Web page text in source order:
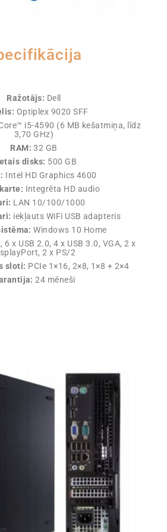
Ražotājs: Dell
Optiplex 9020 SFF
i5-4590 (6 MB kešatmiņa, līdz
3,70 GHz)
RAM: 32 GB
disks: 500 GB
Intel HD Graphics 4600
Integrēta HD audio
LAN 10/100/1000
iekļauts WiFi USB adapteris
Windows 10 Home
6 x USB 2.0, 4 x USB 3.0, VGA, 2 x
2 x PS/2
sloti: PCIe 1×16, 2×8, 1×8 + 2×4
24 mēneši